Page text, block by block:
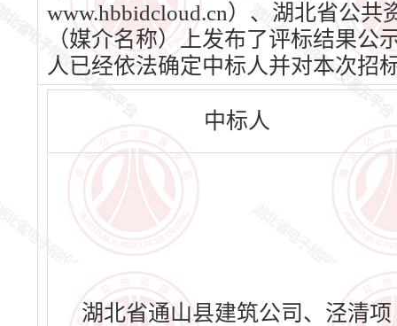
www.hbbidcloud.cn）、湖北省公
（媒介名称）上发布了评标结果公
人已经依法确定中标人并对本次招
中标人
湖北省通山县建筑公司、泾清项